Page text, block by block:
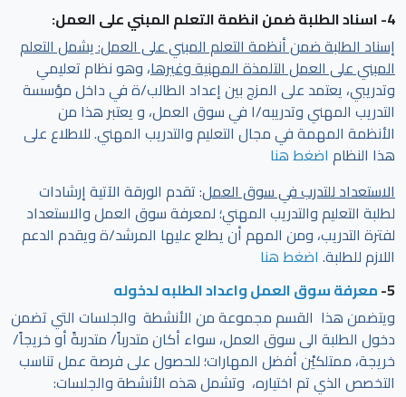
4- اسناد الطلبة ضمن انظمة التعلم المبني على العمل:
إسناد الطلبة ضمن أنظمة التعلم المبني على العمل: يشمل التعلم
المبني على العمل التلمذة المهنية وغيرها، وهو نظام تعليمي
وتدريبي، يعتمد على المزج بين إعداد الطالب/ة في داخل مؤسسة
التدريب المهني وتدريبه/ا في سوق العمل، و يعتبر هذا من
الأنظمة المهمة في مجال التعليم والتدريب المهني. للاطلاع على
هذا النظام اضغط هنا
الاستعداد للتدرب في سوق العمل: تقدم الورقة الآتية إرشادات
لطلبة التعليم والتدريب المهني؛ لمعرفة سوق العمل والاستعداد
لفترة التدريب، ومن المهم أن يطلع عليها المرشد/ة ويقدم الدعم
اللازم للطلبة. اضغط هنا
5- معرفة سوق العمل واعداد الطلبه لدخوله
ويتضمن هذا القسم مجموعة من الأنشطة والجلسات التي تضمن
دخول الطلبة الى سوق العمل، سواء أكان متدرباً/ متدربةً أو خريجاً/
خريجة، ممتلكيْن أفضل المهارات؛ للحصول على فرصة عمل تناسب
التخصص الذي تم اختياره، وتشمل هذه الأنشطة والجلسات: